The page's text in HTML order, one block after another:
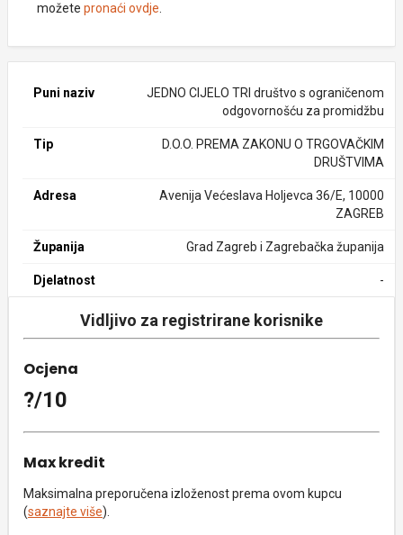
možete pronaći ovdje
Puni naziv
JEDNO CIJELO TRI društvo s ograničenom
odgovornošću za promidžbu
Tip
D.O.O. PREMA ZAKONU O TRGOVAČKIM
DRUŠTVIMA
Adresa
Avenija Većeslava Holjevca 36/E, 10000
ZAGREB
Županija Grad Zagreb i Zagrebačka županija
Djelatnost -
Vidljivo za registrirane korisnike
Ocjena
?/10
Max kredit
Maksimalna preporučena izloženost prema ovom kupcu
(saznajte više).